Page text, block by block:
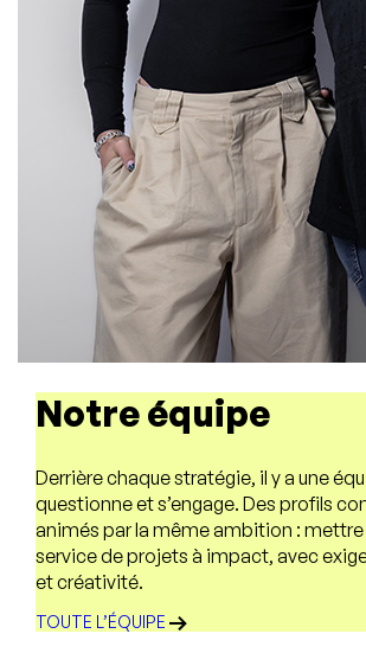
Notre équipe
Derrière chaque stratégie, il y a une
questionne et s’engage. Des profils
animés par la même ambition : mettre
service de projets à impact, avec
et créativité.
TOUTE L’ÉQUIPE